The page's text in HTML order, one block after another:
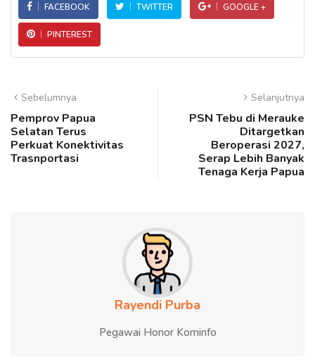
FACEBOOK TWITTER GOOGLE +
PINTEREST
Sebelumnya
Pemprov Papua
Selatan Terus
Perkuat Konektivitas
Trasnportasi
Selanjutnya
PSN Tebu di Merauke
Ditargetkan
Beroperasi 2027,
Serap Lebih Banyak
Tenaga Kerja Papua
Rayendi Purba
Pegawai Honor Kominfo